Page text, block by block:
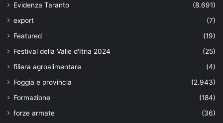
Evidenza Taranto
(8.691)
export
(7)
Featured
(19)
Festival della Valle d'Itria 2024
(25)
filiera agroalimentare
(4)
Foggia e provincia
(2.943)
Formazione
(184)
forze armate
(36)